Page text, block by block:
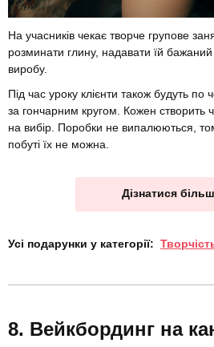
На учасників чекає творче групове
розминати глину, надавати їй
виробу.
Під час уроку клієнти також будуть по
за гончарним кругом. Кожен створить
на вибір. Поробки не випалюються,
побуті їх не можна.
Дізнатися
Усі подарунки у категорії:
Вейкбординг на